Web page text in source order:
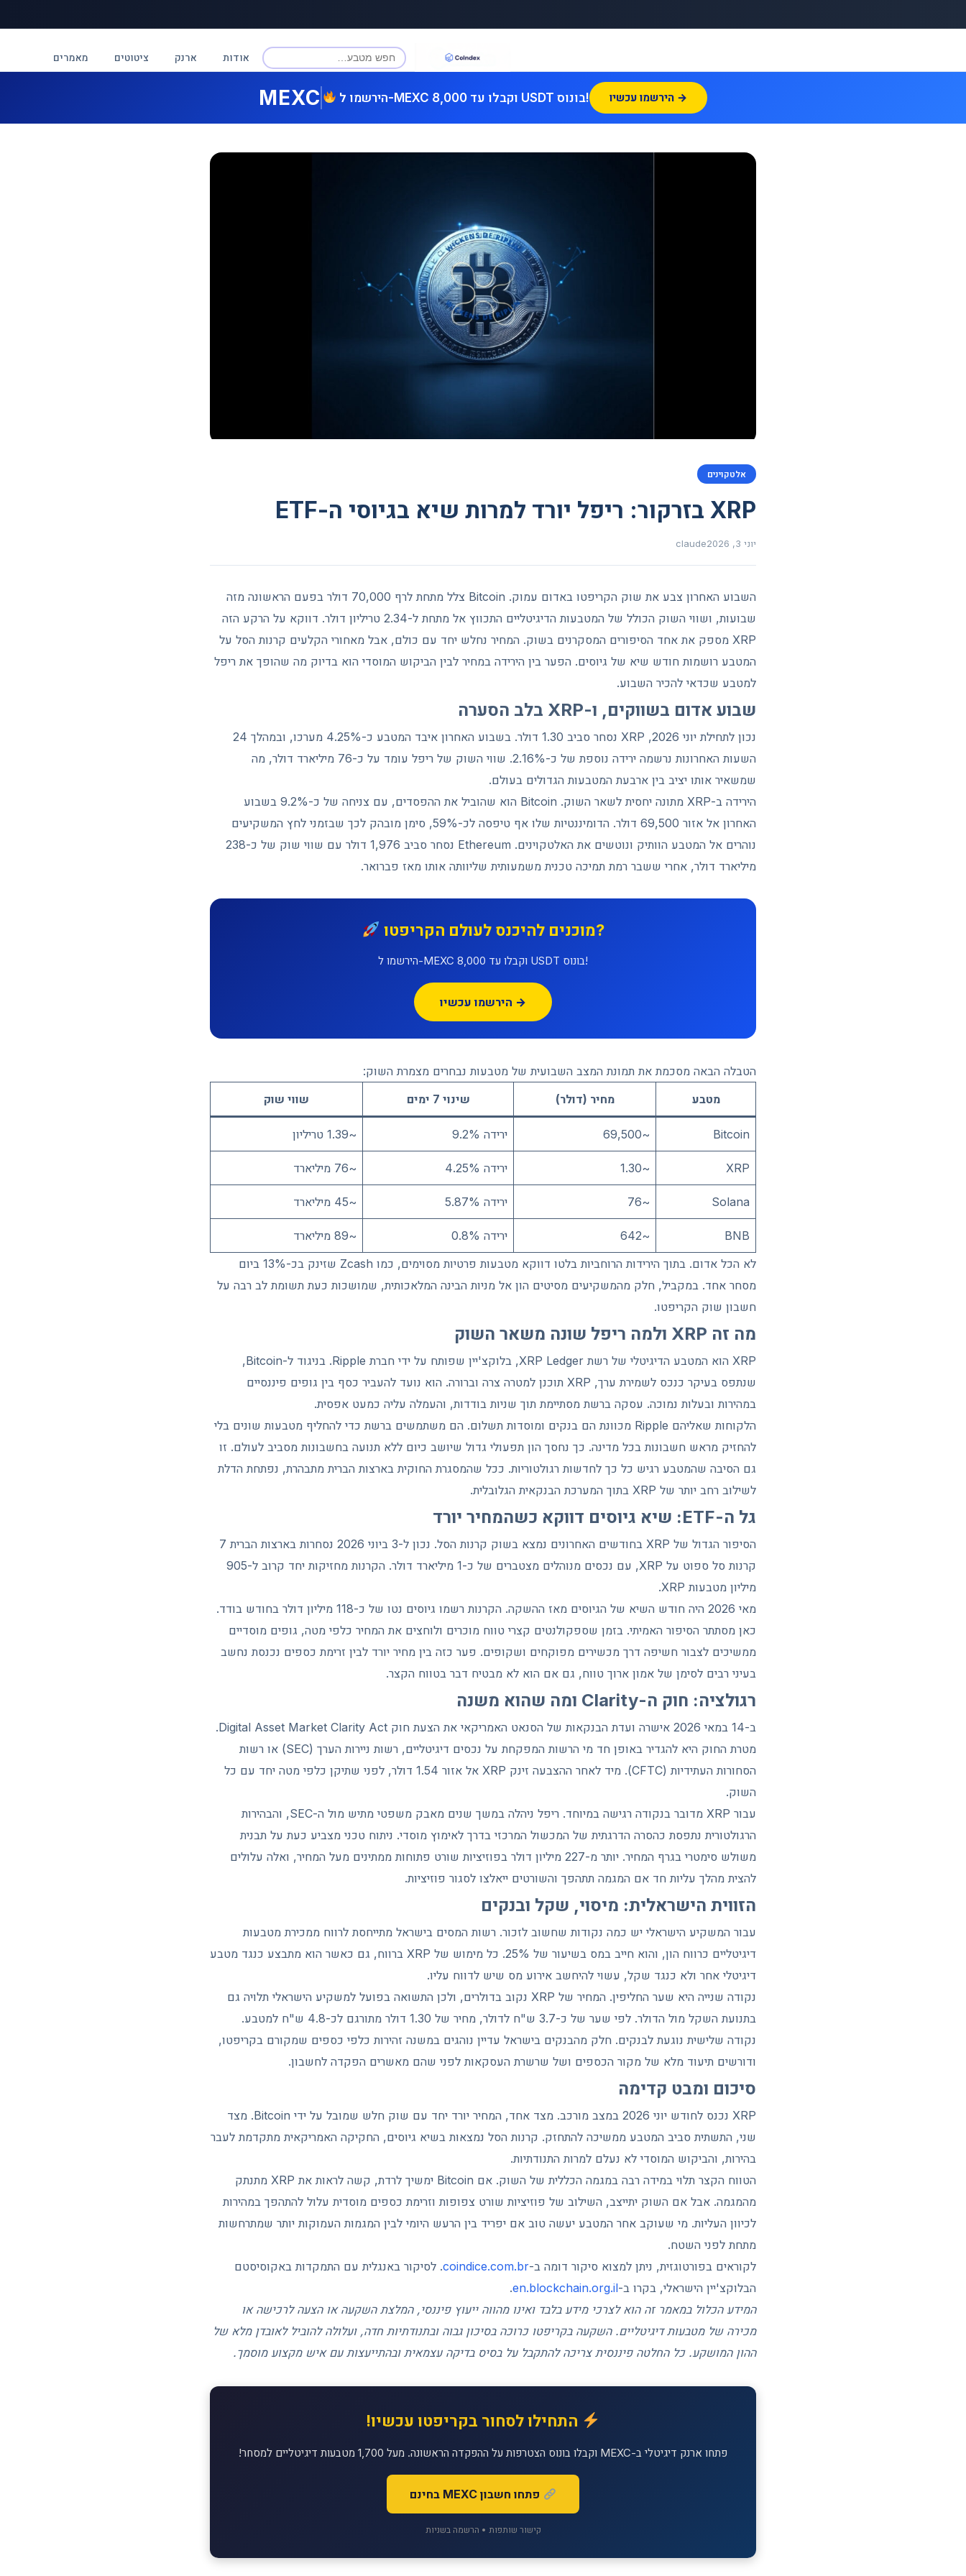
אודות ארנק ציטוטים מאמרים
MEXC הירשמו ל-MEXC וקבלו עד 8,000 USDT בונוס! הירשמו עכשיו →
אלטקוינים
XRP בזרקור: ריפל יורד למרות שיא בגיוסי ה-ETF
יוני 3, 2026 claude
השבוע האחרון צבע את שוק הקריפטו באדום עמוק. Bitcoin צלל מתחת לרף 70,000 דולר בפעם הראשונה מזה
שבועות, ושווי השוק הכולל של המטבעות הדיגיטליים התכווץ אל מתחת ל-2.34 טריליון דולר. דווקא על הרקע הזה
XRP מספק את אחד הסיפורים המסקרנים בשוק. המחיר נחלש יחד עם כולם, אבל מאחורי הקלעים קרנות הסל על
המטבע רושמות חודש שיא של גיוסים. הפער בין הירידה במחיר לבין הביקוש המוסדי הוא בדיוק מה שהופך את ריפל
למטבע שכדאי להכיר השבוע.
שבוע אדום בשווקים, ו-XRP בלב הסערה
נכון לתחילת יוני 2026, XRP נסחר סביב 1.30 דולר. בשבוע האחרון איבד המטבע כ-4.25% מערכו, ובמהלך 24
השעות האחרונות נרשמה ירידה נוספת של כ-2.16%. שווי השוק של ריפל עומד על כ-76 מיליארד דולר, מה
שמשאיר אותו יציב בין ארבעת המטבעות הגדולים בעולם.
הירידה ב-XRP מתונה יחסית לשאר השוק. Bitcoin הוא שהוביל את ההפסדים, עם צניחה של כ-9.2% בשבוע
האחרון אל אזור 69,500 דולר. הדומיננטיות שלו אף טיפסה לכ-59%, סימן מובהק לכך שבזמני לחץ המשקיעים
נוהרים אל המטבע הוותיק ונוטשים את האלטקוינים. Ethereum נסחר סביב 1,976 דולר עם שווי שוק של כ-238
מיליארד דולר, אחרי ששבר רמת תמיכה טכנית משמעותית שליוותה אותו מאז פברואר.
מוכנים להיכנס לעולם הקריפטו?
הירשמו ל-MEXC וקבלו עד 8,000 USDT בונוס!
הירשמו עכשיו →
הטבלה הבאה מסכמת את תמונת המצב השבועית של מטבעות נבחרים מצמרת השוק:
מטבע
מחיר (דולר) שינוי 7 ימים שווי שוק
Bitcoin
~69,500 ירידה 9.2% ~1.39 טריליון
XRP
~1.30 ירידה 4.25% ~76 מיליארד
Solana
~76 ירידה 5.87% ~45 מיליארד
BNB
~642 ירידה 0.8%
~89 מיליארד
לא הכל אדום. בתוך הירידות הרוחביות בלטו דווקא מטבעות פרטיות מסוימים, כמו Zcash שזינק בכ-13% ביום
מסחר אחד. במקביל, חלק מהמשקיעים מסיטים הון אל מניות הבינה המלאכותית, שמושכות כעת תשומת לב רבה על
חשבון שוק הקריפטו.
מה זה XRP ולמה ריפל שונה משאר השוק
XRP הוא המטבע הדיגיטלי של רשת XRP Ledger, בלוקצ'יין שפותח על ידי חברת Ripple. בניגוד ל-Bitcoin,
שנתפס בעיקר כנכס לשמירת ערך, XRP תוכנן למטרה צרה וברורה. הוא נועד להעביר כסף בין גופים פיננסיים
במהירות ובעלות נמוכה. עסקה ברשת מסתיימת תוך שניות בודדות, והעמלה עליה כמעט אפסית.
הלקוחות שאליהם Ripple מכוונת הם בנקים ומוסדות תשלום. הם משתמשים ברשת כדי להחליף מטבעות שונים בלי
להחזיק מראש חשבונות בכל מדינה. כך נחסך הון תפעולי גדול שיושב כיום ללא תנועה בחשבונות מסביב לעולם. זו
גם הסיבה שהמטבע רגיש כל כך לחדשות רגולטוריות. ככל שהמסגרת החוקית בארצות הברית מתבהרת, נפתחת הדלת
לשילוב רחב יותר של XRP בתוך המערכת הבנקאית הגלובלית.
גל ה-ETF: שיא גיוסים דווקא כשהמחיר יורד
הסיפור הגדול של XRP בחודשים האחרונים נמצא בשוק קרנות הסל. נכון ל-3 ביוני 2026 נסחרות בארצות הברית 7
קרנות סל ספוט על XRP, עם נכסים מנוהלים מצטברים של כ-1 מיליארד דולר. הקרנות מחזיקות יחד קרוב ל-905
מיליון מטבעות XRP.
מאי 2026 היה חודש השיא של הגיוסים מאז ההשקה. הקרנות רשמו גיוסים נטו של כ-118 מיליון דולר בחודש בודד.
כאן מסתתר הסיפור האמיתי. בזמן שספקולנטים קצרי טווח מוכרים ולוחצים את המחיר כלפי מטה, גופים מוסדיים
ממשיכים לצבור חשיפה דרך מכשירים מפוקחים ושקופים. פער כזה בין מחיר יורד לבין זרימת כספים נכנסת נחשב
בעיני רבים לסימן של אמון ארוך טווח, גם אם הוא לא מבטיח דבר בטווח הקצר.
רגולציה: חוק ה-Clarity ומה שהוא משנה
ב-14 במאי 2026 אישרה ועדת הבנקאות של הסנאט האמריקאי את הצעת חוק Digital Asset Market Clarity Act.
מטרת החוק היא להגדיר באופן חד מי הרשות המפקחת על נכסים דיגיטליים, רשות ניירות הערך (SEC) או רשות
הסחורות העתידיות (CFTC). מיד לאחר ההצבעה זינק XRP אל אזור 1.54 דולר, לפני שתיקן כלפי מטה יחד עם כל
השוק.
עבור XRP מדובר בנקודה רגישה במיוחד. ריפל ניהלה במשך שנים מאבק משפטי מתיש מול ה-SEC, והבהירות
הרגולטורית נתפסת כהסרה הדרגתית של המכשול המרכזי בדרך לאימוץ מוסדי. ניתוח טכני מצביע כעת על תבנית
משולש סימטרי בגרף המחיר. יותר מ-227 מיליון דולר בפוזיציות שורט פתוחות ממתינים מעל המחיר, ואלה עלולים
להצית מהלך עליות חד אם המגמה תתהפך והשורטים ייאלצו לסגור פוזיציות.
הזווית הישראלית: מיסוי, שקל ובנקים
עבור המשקיע הישראלי יש כמה נקודות שחשוב לזכור. רשות המסים בישראל מתייחסת לרווח ממכירת מטבעות
דיגיטליים כרווח הון, והוא חייב במס בשיעור של 25%. כל מימוש של XRP ברווח, גם כאשר הוא מתבצע כנגד מטבע
דיגיטלי אחר ולא כנגד שקל, עשוי להיחשב אירוע מס שיש לדווח עליו.
נקודה שנייה היא שער החליפין. המחיר של XRP נקוב בדולרים, ולכן התשואה בפועל למשקיע הישראלי תלויה גם
בתנועת השקל מול הדולר. לפי שער של כ-3.7 ש"ח לדולר, מחיר של 1.30 דולר מתורגם לכ-4.8 ש"ח למטבע.
נקודה שלישית נוגעת לבנקים. חלק מהבנקים בישראל עדיין נוהגים במשנה זהירות כלפי כספים שמקורם בקריפטו,
ודורשים תיעוד מלא של מקור הכספים ושל שרשרת העסקאות לפני שהם מאשרים הפקדה לחשבון.
סיכום ומבט קדימה
XRP נכנס לחודש יוני 2026 במצב מורכב. מצד אחד, המחיר יורד יחד עם שוק חלש שמובל על ידי Bitcoin. מצד
שני, התשתית סביב המטבע ממשיכה להתחזק. קרנות הסל נמצאות בשיא גיוסים, החקיקה האמריקאית מתקדמת לעבר
בהירות, והביקוש המוסדי לא נעלם למרות התנודתיות.
הטווח הקצר תלוי במידה רבה במגמה הכללית של השוק. אם Bitcoin ימשיך לרדת, קשה לראות את XRP מתנתק
מהמגמה. אבל אם השוק יתייצב, השילוב של פוזיציות שורט צפופות וזרימת כספים מוסדית עלול להתהפך במהירות
לכיוון העליות. מי שעוקב אחר המטבע יעשה טוב אם יפריד בין הרעש היומי לבין המגמות העמוקות יותר שמתרחשות
מתחת לפני השטח.
לקוראים בפורטוגזית, ניתן למצוא סיקור דומה ב-coindice.com.br. לסיקור באנגלית עם התמקדות באקוסיסטם
הבלוקצ'יין הישראלי, בקרו ב-en.blockchain.org.il
.
המידע הכלול במאמר זה הוא לצרכי מידע בלבד ואינו מהווה ייעוץ פיננסי, המלצת השקעה או הצעה לרכישה או
מכירה של מטבעות דיגיטליים. השקעה בקריפטו כרוכה בסיכון גבוה ובתנודתיות חדה, ועלולה להוביל לאובדן מלא של
ההון המושקע. כל החלטה פיננסית צריכה להתקבל על בסיס בדיקה עצמאית ובהתייעצות עם איש מקצוע מוסמך.
התחילו לסחור בקריפטו עכשיו!
פתחו ארנק דיגיטלי ב-MEXC וקבלו בונוס הצטרפות על ההפקדה הראשונה. מעל 1,700 מטבעות דיגיטליים למסחר!
פתחו חשבון MEXC בחינם
קישור שותפות • הרשמה בשניות